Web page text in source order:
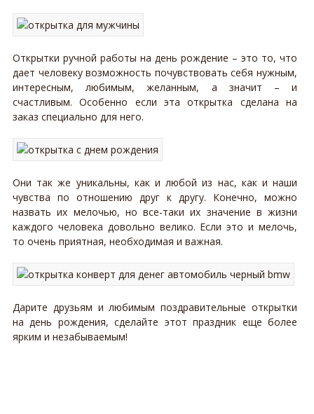
Открытки ручной работы на день рождение – это то, что
дает человеку возможность почувствовать себя нужным,
интересным, любимым, желанным, а значит – и
счастливым. Особенно если эта открытка сделана на
заказ специально для него.
Они так же уникальны, как и любой из нас, как и наши
чувства по отношению друг к другу. Конечно, можно
назвать их мелочью, но все-таки их значение в жизни
каждого человека довольно велико. Если это и мелочь,
то очень приятная, необходимая и важная.
Дарите друзьям и любимым поздравительные открытки
на день рождения, сделайте этот праздник еще более
ярким и незабываемым!